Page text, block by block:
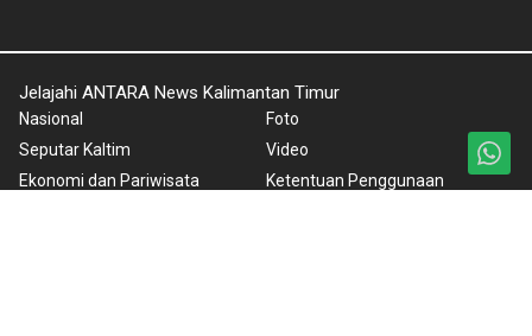
Jelajahi ANTARA News Kalimantan Timur
Nasional
Seputar Kaltim
Ekonomi dan Pariwisata
Foto
Video
Ketentuan Penggunaan